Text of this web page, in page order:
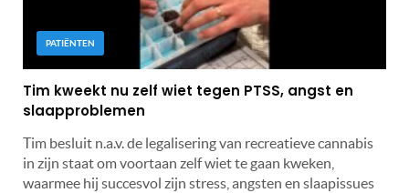
PATIËNTEN
Tim kweekt nu zelf wiet tegen PTSS, angst en
slaapproblemen
Tim besluit n.a.v. de legalisering van recreatieve cannabis
in zijn staat om voortaan zelf wiet te gaan kweken,
waarmee hij succesvol zijn stress, angsten en slaapissues